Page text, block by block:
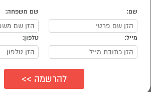
שם: שם משפחה:
מייל: טלפון: